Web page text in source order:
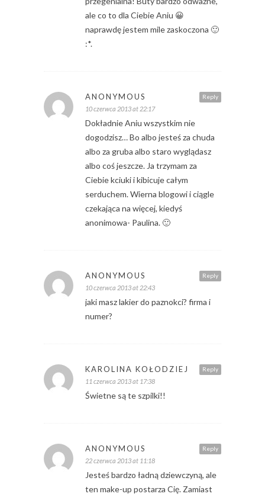
ale co to dla Ciebie Aniu 😀
naprawdę jestem mile zaskoczona 🙂
:*.
Reply
ANONYMOUS
10 czerwca 2013 at 22:17
Dokładnie Aniu wszystkim nie
dogodzisz… Bo albo jesteś za chuda
albo za gruba albo staro wyglądasz
albo coś jeszcze. Ja trzymam za
Ciebie kciuki i kibicuje całym
serduchem. Wierna blogowi i ciągle
czekająca na więcej, kiedyś
anonimowa- Paulina. 🙂
Reply
ANONYMOUS
10 czerwca 2013 at 22:43
jaki masz lakier do paznokci? firma i
numer?
Reply
KAROLINA KOŁODZIEJ
11 czerwca 2013 at 17:38
Świetne są te szpilki!!
Reply
ANONYMOUS
22 czerwca 2013 at 11:18
Jesteś bardzo ładną dziewczyną, ale
ten make-up postarza Cię. Zamiast